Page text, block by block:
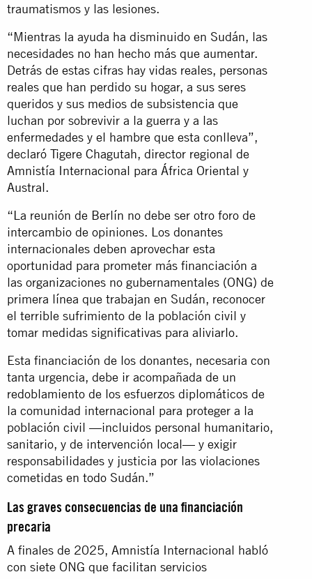
traumatismos y las lesiones.
“Mientras la ayuda ha disminuido en Sudán, las
necesidades no han hecho más que aumentar.
Detrás de estas cifras hay vidas reales, personas
reales que han perdido su hogar, a sus seres
queridos y sus medios de subsistencia que
luchan por sobrevivir a la guerra y a las
enfermedades y el hambre que esta conlleva”,
declaró Tigere Chagutah, director regional de
Amnistía Internacional para África Oriental y
Austral.
“La reunión de Berlín no debe ser otro foro de
intercambio de opiniones. Los donantes
internacionales deben aprovechar esta
oportunidad para prometer más financiación a
las organizaciones no gubernamentales (ONG) de
primera línea que trabajan en Sudán, reconocer
el terrible sufrimiento de la población civil y
tomar medidas significativas para aliviarlo.
Esta financiación de los donantes, necesaria con
tanta urgencia, debe ir acompañada de un
redoblamiento de los esfuerzos diplomáticos de
la comunidad internacional para proteger a la
población civil —incluidos personal humanitario,
sanitario, y de intervención local— y exigir
responsabilidades y justicia por las violaciones
cometidas en todo Sudán.”
Las graves consecuencias de una financiación
precaria
A finales de 2025, Amnistía Internacional habló
con siete ONG que facilitan servicios